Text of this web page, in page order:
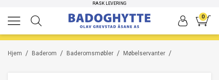
RASK LEVERING
HØYKVALITETS PRODUKTER
0
/
Hjem /
Baderom /
Baderomsmøbler /
Møbelservanter